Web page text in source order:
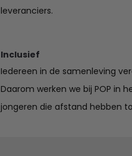
leveranciers.
Inclusief
Iedereen in de samenleving
Daarom werken we bij POP in
jongeren die afstand hebben